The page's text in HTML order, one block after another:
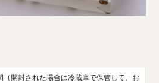
開封された場合は冷蔵庫で保管して、お